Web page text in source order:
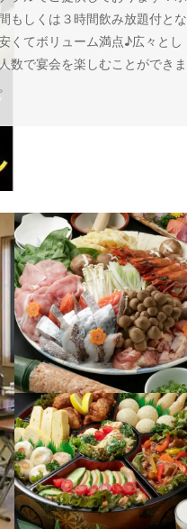
もしくは３時間飲み放題付とな
くてボリューム満点♪広々とし
数で宴会を楽しむことができま